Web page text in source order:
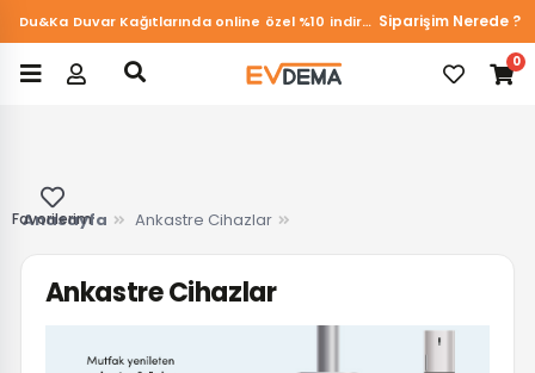
Du&Ka Duvar Kağıtlarında online özel %10 indirim! Siparişim Nerede ?
Favorilerim
0
Anasayfa Ankastre Cihazlar
Ankastre Cihazlar